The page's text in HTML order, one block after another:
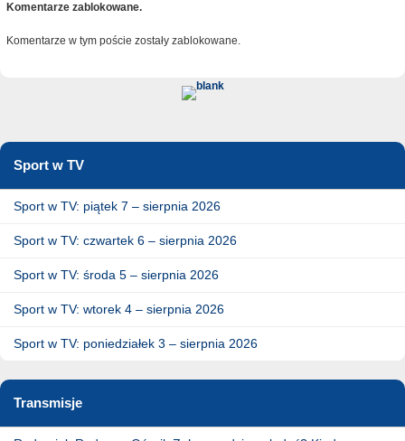
Komentarze zablokowane.
Komentarze w tym poście zostały zablokowane.
Sport w TV
Sport w TV: piątek 7 – sierpnia 2026
Sport w TV: czwartek 6 – sierpnia 2026
Sport w TV: środa 5 – sierpnia 2026
Sport w TV: wtorek 4 – sierpnia 2026
Sport w TV: poniedziałek 3 – sierpnia 2026
Transmisje